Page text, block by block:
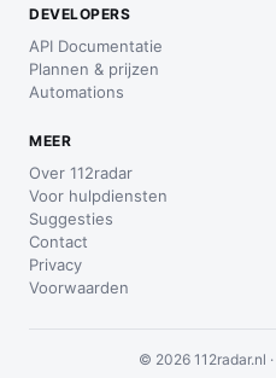
DEVELOPERS
API Documentatie
Plannen & prijzen
Automations
MEER
Over 112radar
Voor hulpdiensten
Suggesties
Contact
Privacy
Voorwaarden
© 2026 112radar.nl ·